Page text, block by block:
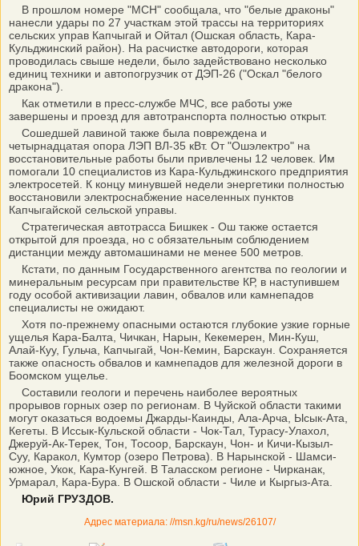
В прошлом номере "МСН" сообщала, что "белые драконы"
нанесли удары по 27 участкам этой трассы на территориях
сельских управ Капчыгай и Ойтал (Ошская область, Кара-
Кульджинский район). На расчистке автодороги, которая
проводилась свыше недели, было задействовано несколько
единиц техники и автопогрузчик от ДЭП-26 ("Оскал "белого
дракона").
Как отметили в пресс-службе МЧС, все работы уже
завершены и проезд для автотранспорта полностью открыт.
Сошедшей лавиной также была повреждена и
четырнадцатая опора ЛЭП ВЛ-35 кВт. От "Ошэлектро" на
восстановительные работы были привлечены 12 человек. Им
помогали 10 специалистов из Кара-Кульджинского предприятия
электросетей. К концу минувшей недели энергетики полностью
восстановили электроснабжение населенных пунктов
Капчыгайской сельской управы.
Стратегическая автотрасса Бишкек - Ош также остается
открытой для проезда, но с обязательным соблюдением
дистанции между автомашинами не менее 500 метров.
Кстати, по данным Государственного агентства по геологии и
минеральным ресурсам при правительстве КР, в наступившем
году особой активизации лавин, обвалов или камнепадов
специалисты не ожидают.
Хотя по-прежнему опасными остаются глубокие узкие горные
ущелья Кара-Балта, Чичкан, Нарын, Кекемерен, Мин-Куш,
Алай-Куу, Гульча, Капчыгай, Чон-Кемин, Барскаун. Сохраняется
также опасность обвалов и камнепадов для железной дороги в
Боомском ущелье.
Составили геологи и перечень наиболее вероятных
прорывов горных озер по регионам. В Чуйской области такими
могут оказаться водоемы Джарды-Каинды, Ала-Арча, Ысык-Ата,
Кегеты. В Иссык-Кульской области - Чок-Тал, Турасу-Улахол,
Джеруй-Ак-Терек, Тон, Тосоор, Барскаун, Чон- и Кичи-Кызыл-
Суу, Каракол, Кумтор (озеро Петрова). В Нарынской - Шамси-
южное, Укок, Кара-Кунгей. В Таласском регионе - Чирканак,
Урмарал, Кара-Бура. В Ошской области - Чиле и Кыргыз-Ата.
Юрий ГРУЗДОВ.
Адрес материала: //msn.kg/ru/news/26107/